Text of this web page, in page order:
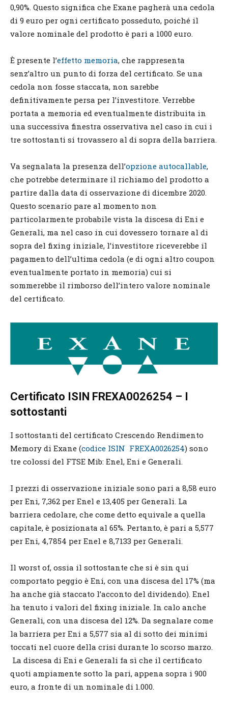
0,90%. Questo significa che Exane pagherà una cedola
di 9 euro per ogni certificato posseduto, poiché il
valore nominale del prodotto è pari a 1000 euro.
È presente l’effetto memoria, che rappresenta
senz’altro un punto di forza del certificato. Se una
cedola non fosse staccata, non sarebbe
definitivamente persa per l’investitore. Verrebbe
portata a memoria ed eventualmente distribuita in
una successiva finestra osservativa nel caso in cui i
tre sottostanti si trovassero al di sopra della barriera.
Va segnalata la presenza dell’opzione autocallable,
che potrebbe determinare il richiamo del prodotto a
partire dalla data di osservazione di dicembre 2020.
Questo scenario pare al momento non
particolarmente probabile vista la discesa di Eni e
Generali, ma nel caso in cui dovessero tornare al di
sopra del fixing iniziale, l’investitore riceverebbe il
pagamento dell’ultima cedola (e di ogni altro coupon
eventualmente portato in memoria) cui si
sommerebbe il rimborso dell’intero valore nominale
del certificato.
Certificato ISIN FREXA0026254 – I
sottostanti
I sottostanti del certificato Crescendo Rendimento
Memory di Exane (codice ISIN FREXA0026254) sono
tre colossi del FTSE Mib: Enel, Eni e Generali.
I prezzi di osservazione iniziale sono pari a 8,58 euro
per Eni, 7,362 per Enel e 13,405 per Generali. La
barriera cedolare, che come detto equivale a quella
capitale, è posizionata al 65%. Pertanto, è pari a 5,577
per Eni, 4,7854 per Enel e 8,7133 per Generali.
Il worst of, ossia il sottostante che si è sin qui
comportato peggio è Eni, con una discesa del 17% (ma
ha anche già staccato l’acconto del dividendo). Enel
ha tenuto i valori del fixing iniziale. In calo anche
Generali, con una discesa del 12%. Da segnalare come
la barriera per Eni a 5,577 sia al di sotto dei minimi
toccati nel cuore della crisi durante lo scorso marzo.
La discesa di Eni e Generali fa sì che il certificato
quoti ampiamente sotto la pari, appena sopra i 900
euro, a fronte di un nominale di 1.000.